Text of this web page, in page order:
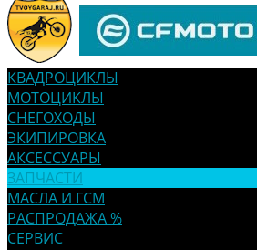
КВАДРОЦИКЛЫ
МОТОЦИКЛЫ
СНЕГОХОДЫ
ЭКИПИРОВКА
АКСЕССУАРЫ
ЗАПЧАСТИ
МАСЛА И ГСМ
РАСПРОДАЖА %
СЕРВИС